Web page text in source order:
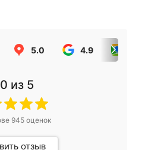
5.0 4.9
из 5
945оценок
отзыв